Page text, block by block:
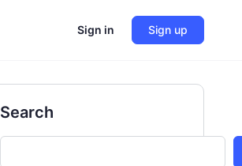
Sign in Sign up
Search